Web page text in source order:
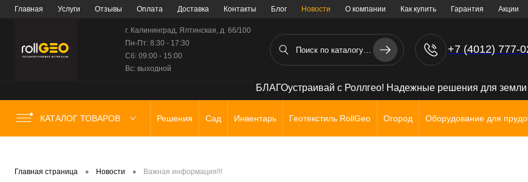
Главная Услуги Отзывы Оплата Доставка Контакты Блог Новости О компании Как купить Гарантия Акции
г. Калининград, Ялтинская, д. 66/100
Пн-Пт: 8:30 - 17:30
Сб: 09:00 - 15:00
Вс: выходной
+7 (4012) 777-
БЛАГОустраивай с Роллгео! Надежные решения для
КАТАЛОГ ТОВАРОВ Решения Сад Инвентарь Геотекстиль RollGeo Огород Оборудование для
Главная страница • Новости • Важная информация!!!